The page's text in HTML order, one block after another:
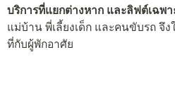
บริการที่แยกต่างหาก และลิฟต์เฉพ
แม่บ้าน พี่เลี้ยงเด็ก และคนขับรถ จึ
ที่กับผู้พักอาศัย